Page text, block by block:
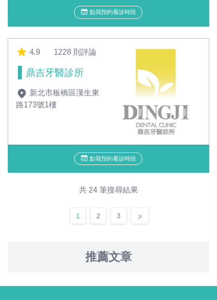
點我預約看診時段
4.9 1228 則評論
鼎吉牙醫診所
新北市板橋區漢生東
路173號1樓
點我預約看診時段
共 24 筆搜尋結果
1 2 3
推薦文章